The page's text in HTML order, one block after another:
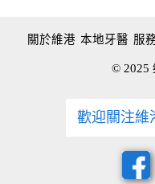
關於維港 本地牙醫 服
© 2025
歡迎關注維